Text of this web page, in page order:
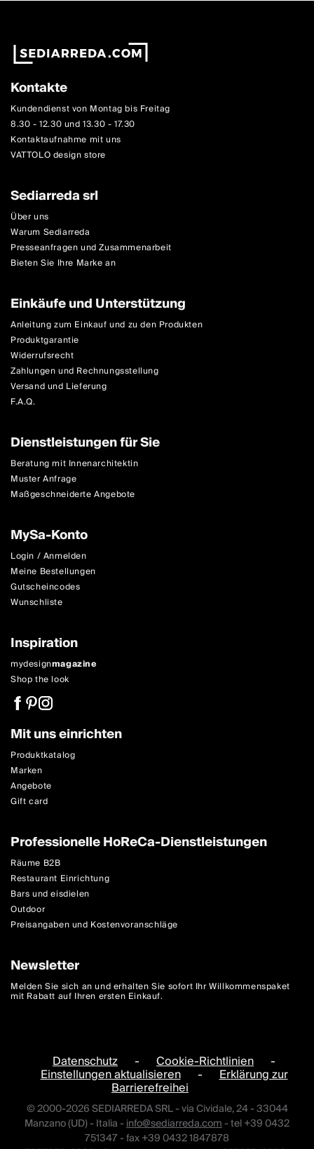
Kontakte
Kundendienst von Montag bis Freitag
8.30 - 12.30 und 13.30 - 17.30
Kontaktaufnahme mit uns
VATTOLO design store
Sediarreda srl
Über uns
Warum Sediarreda
Presseanfragen und Zusammenarbeit
Bieten Sie Ihre Marke an
Einkäufe und Unterstützung
Anleitung zum Einkauf und zu den Produkten
Produktgarantie
Widerrufsrecht
Zahlungen und Rechnungsstellung
Versand und Lieferung
F.A.Q.
Dienstleistungen für Sie
Beratung mit Innenarchitektin
Muster Anfrage
Maßgeschneiderte Angebote
MySa-Konto
Login / Anmelden
Meine Bestellungen
Gutscheincodes
Wunschliste
Inspiration
mydesignmagazine
Shop the look
Mit uns einrichten
Produktkatalog
Marken
Angebote
Gift card
Professionelle HoReCa-Dienstleistungen
Räume B2B
Restaurant Einrichtung
Bars und eisdielen
Outdoor
Preisangaben und Kostenvoranschläge
Newsletter
Melden Sie sich an und erhalten Sie sofort Ihr Willkommenspaket
mit Rabatt auf Ihren ersten Einkauf.
Datenschutz - Cookie-Richtlinien -
Einstellungen aktualisieren - Erklärung zur
Barrierefreihei
© 2000-2026 SEDIARREDA SRL - via Cividale, 24 - 33044
Manzano (UD) - Italia -info@sediarreda.com- tel +39 0432
751347 - fax +39 0432 1847878